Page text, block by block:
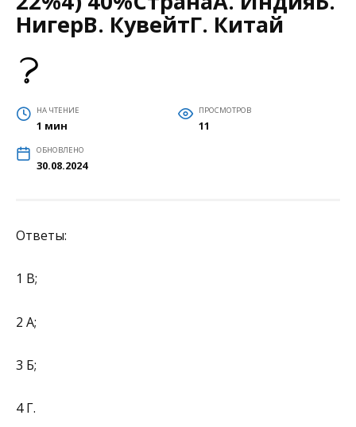
НигерВ. КувейтГ. Китай
НА ЧТЕНИЕ
1 мин
ПРОСМОТРОВ
11
ОБНОВЛЕНО
30.08.2024
Ответы:
1 В;
2 А;
3 Б;
4 Г.